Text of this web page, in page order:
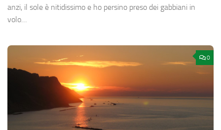
anzi, il sole è nitidissimo e ho persino preso dei gabbiani in
volo…
0